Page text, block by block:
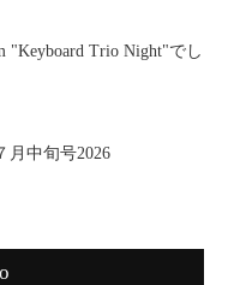
"Keyboard Trio Night"でし
月中旬号2026